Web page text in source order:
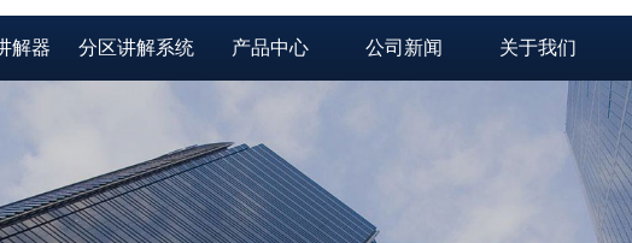
解器 分区讲解系统 产品中心 公司新闻 关于我们